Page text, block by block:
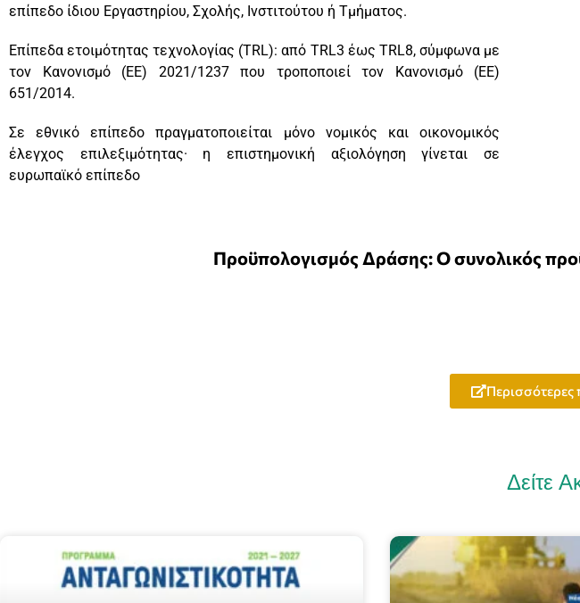
επίπεδο ίδιου Εργαστηρίου, Σχολής, Ινστιτούτου ή Τμήματος.
Επίπεδα ετοιμότητας τεχνολογίας (TRL): από TRL3 έως TRL8, σύμφωνα με
τον Κανονισμό (ΕΕ) 2021/1237 που τροποποιεί τον Κανονισμό (ΕΕ)
651/2014.
Σε εθνικό επίπεδο πραγματοποιείται μόνο νομικός και οικονομικός
έλεγχος επιλεξιμότητας· η επιστημονική αξιολόγηση γίνεται σε
ευρωπαϊκό επίπεδο
Προϋπολογισμός Δράσης: Ο συνολικός
Περισσότερες
Δείτε